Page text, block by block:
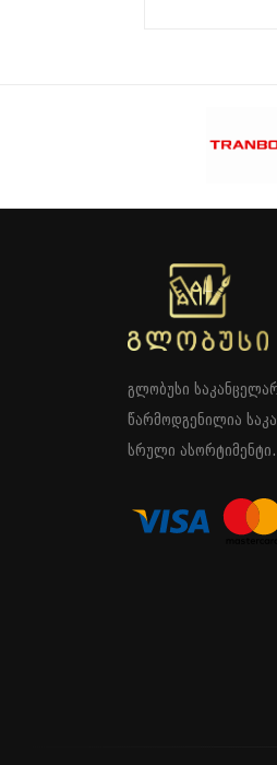
გლობუსი
წარმოდგენილია
სრული ასორტიმენტი.